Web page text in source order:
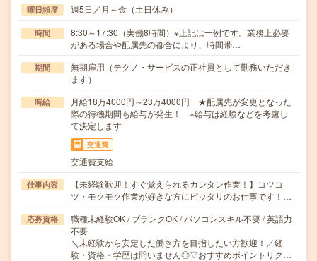
曜日頻度 週5日／月～金（土日休み）
時間
8:30～17:30（実働8時間）※上記は一例です。業務上必要
がある場合や配属先の都合により、時間帯…
期間
無期雇用（テクノ・サービスの正社員として勤務いただき
ます）
時給
月給18万4000円～23万4000円 ★配属先が変更となった
際の待機期間も給与が発生！ ※給与は経験などを考慮し
て決定します
交通費
交通費支給
仕事内容
【未経験歓迎！すぐ覚えられるカンタン作業！】コツコ
ツ・モクモク作業が好きな方にピッタリのお仕事です！…
応募資格
職種未経験OK / ブランクOK / パソコンスキル不要 / 英語力
不要
＼未経験から安定した働き方を目指したい方歓迎！／経
験・資格・学歴は問いません◎▽おすすめポイントリク…